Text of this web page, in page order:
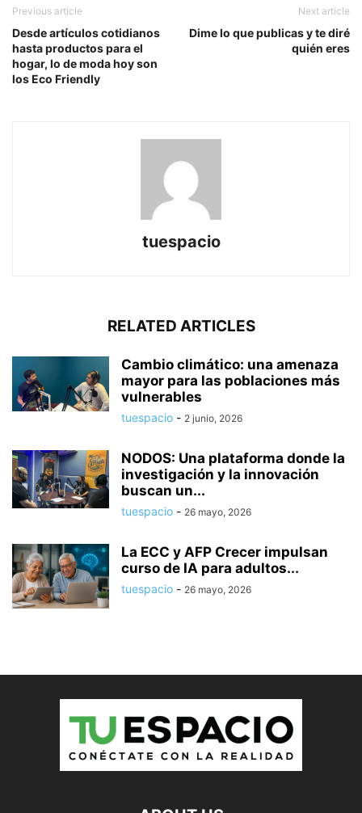
Previous article
Desde artículos cotidianos
hasta productos para el
hogar, lo de moda hoy son
los Eco Friendly
Next article
Dime lo que publicas y te diré
quién eres
tuespacio
RELATED ARTICLES
Cambio climático: una amenaza
mayor para las poblaciones más
vulnerables
tuespacio - 2 junio, 2026
NODOS: Una plataforma donde la
investigación y la innovación
buscan un...
tuespacio - 26 mayo, 2026
La ECC y AFP Crecer impulsan
curso de IA para adultos...
tuespacio - 26 mayo, 2026